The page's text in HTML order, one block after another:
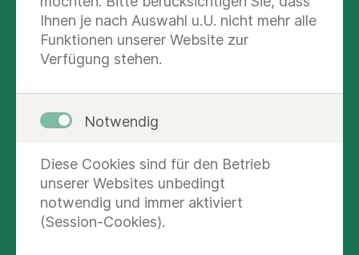
LIEBE BEWERBERIN, LIEBER
BEWERBER,
Ihnen je nach Auswahl u.U. nicht mehr alle
Funktionen unserer Website zur
Verfügung stehen.
Notwendig
Diese Cookies sind für den Betrieb
unserer Websites unbedingt
notwendig und immer aktiviert
(Session-Cookies).